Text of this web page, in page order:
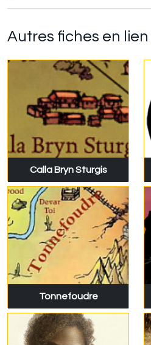
Autres fiches en
Calla Bryn Sturgis
Tonnefoudre